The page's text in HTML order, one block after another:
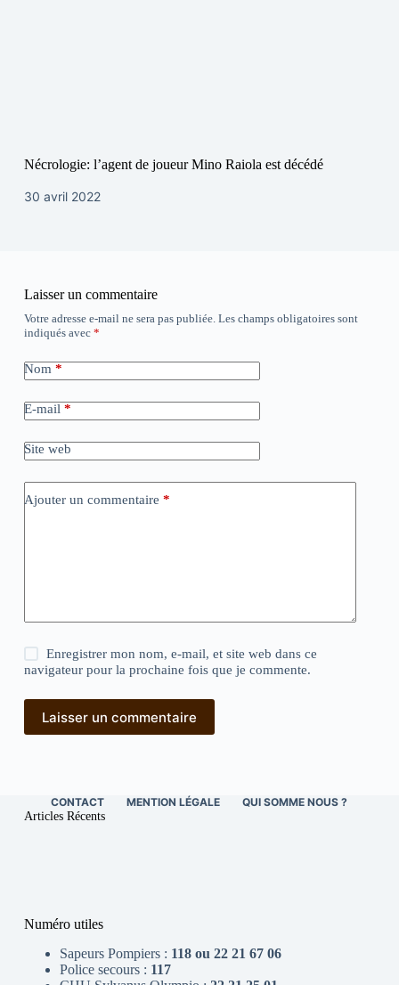
Nécrologie: l’agent de joueur Mino Raiola est décédé
30 avril 2022
Laisser un commentaire
Votre adresse e-mail ne sera pas publiée. Les champs obligatoires sont
indiqués avec *
Nom *
E-mail *
Site web
Ajouter un commentaire *
Enregistrer mon nom, e-mail, et site web dans ce
navigateur pour la prochaine fois que je commente.
Laisser un commentaire
CONTACT MENTION LÉGALE QUI SOMME NOUS ?
Articles Récents
Numéro utiles
Sapeurs Pompiers : 118 ou 22 21 67 06
Police secours : 117